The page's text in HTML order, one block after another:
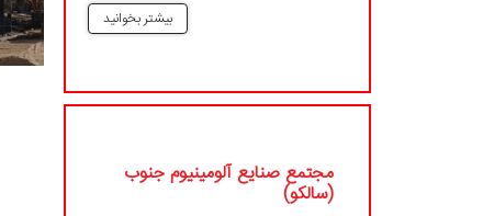
بیشتر بخوانید
مجتمع صنایع آلومینیوم جنوب
(سالکو)